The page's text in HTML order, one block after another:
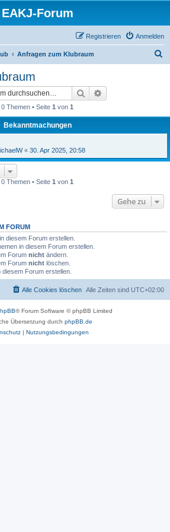
EAKJ-Forum
Anmelden
Registrieren
Anfragen zum Klubraum
Suche
0 Themen • Seite 1 von 1
Bekanntmachungen
« 30. Apr 2025, 20:58
0 Themen • Seite 1 von 1
Gehe zu
FORUM
diesem Forum erstellen.
in diesem Forum erstellen.
Forum nicht ändern.
Forum nicht löschen.
diesem Forum erstellen.
Alle Zeiten sind UTC+02:00
Alle Cookies löschen
® Forum Software © phpBB Limited
Übersetzung durch phpBB.de
| Nutzungsbedingungen